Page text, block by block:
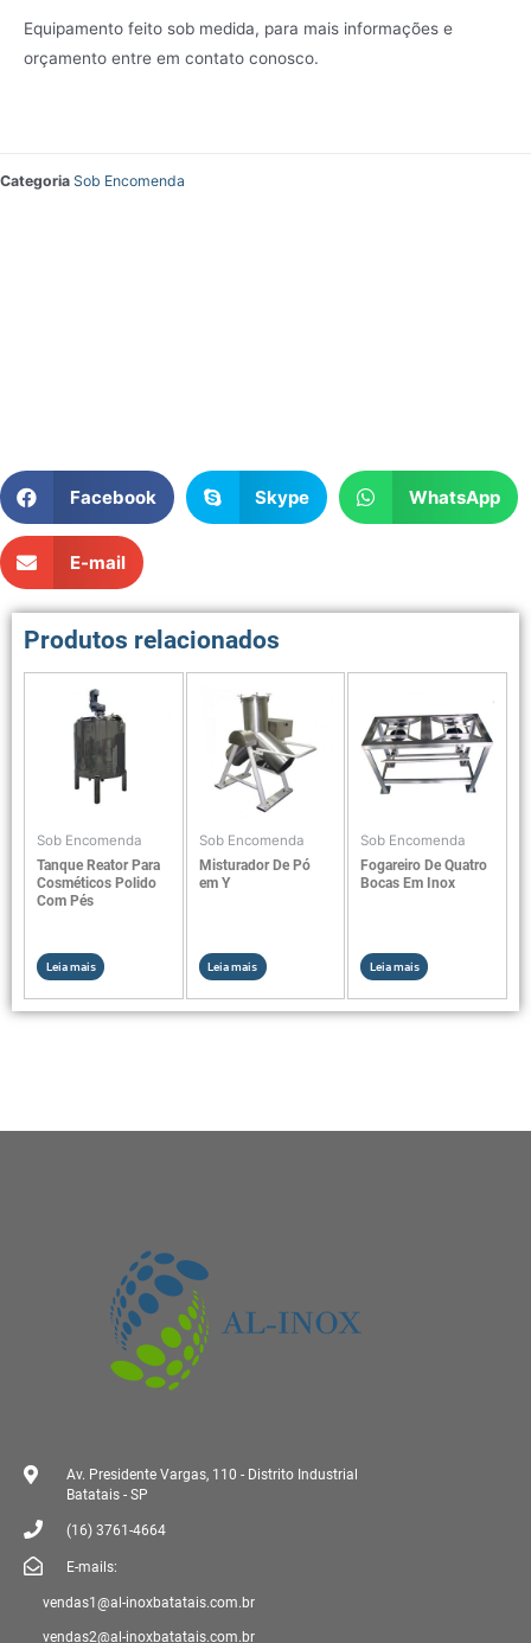
Equipamento feito sob medida, para mais informações e
orçamento entre em contato conosco.
Categoria Sob Encomenda
Facebook Skype WhatsApp
E-mail
Produtos relacionados
Sob Encomenda
Tanque Reator Para
Cosméticos Polido
Com Pés
Leia mais
Sob Encomenda
Misturador De Pó
em Y
Leia mais
Sob Encomenda
Fogareiro De Quatro
Bocas Em Inox
Leia mais
Av. Presidente Vargas, 110 - Distrito Industrial
Batatais - SP
(16) 3761-4664
E-mails:
vendas1@al-inoxbatatais.com.br
vendas2@al-inoxbatatais.com.br